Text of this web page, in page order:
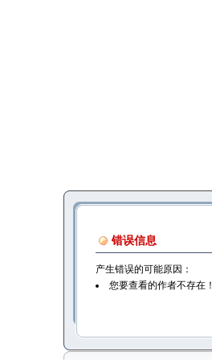
错误信息
产生错误的可能原因：
您要查看的作者不存在！